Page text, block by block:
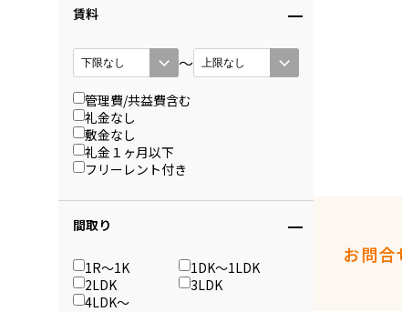
賃料
〜
管理費/共益費含む
礼金なし
敷金なし
礼金１ヶ月以下
フリーレント付き
間取り
1R〜1K
1DK〜1LDK
2LDK
3LDK
4LDK〜
お問